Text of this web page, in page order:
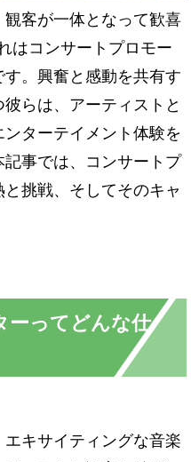
客が一体となって歓喜
はコンサートプロモー
。興奮と感動を共有す
らは、アーティストと
ターテイメント体験を
事では、コンサートプ
挑戦、そしてそのキャ
ーってどんな仕
キサイティングな音楽